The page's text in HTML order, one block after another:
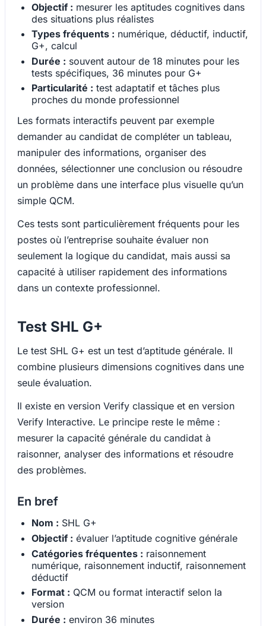
Objectif : mesurer les aptitudes cognitives dans
des situations plus réalistes
Types fréquents : numérique, déductif, inductif,
G+, calcul
Durée : souvent autour de 18 minutes pour les
tests spécifiques, 36 minutes pour G+
Particularité : test adaptatif et tâches plus
proches du monde professionnel
Les formats interactifs peuvent par exemple
demander au candidat de compléter un tableau,
manipuler des informations, organiser des
données, sélectionner une conclusion ou résoudre
un problème dans une interface plus visuelle qu’un
simple QCM.
Ces tests sont particulièrement fréquents pour les
postes où l’entreprise souhaite évaluer non
seulement la logique du candidat, mais aussi sa
capacité à utiliser rapidement des informations
dans un contexte professionnel.
Test SHL G+
Le test SHL G+ est un test d’aptitude générale. Il
combine plusieurs dimensions cognitives dans une
seule évaluation.
Il existe en version Verify classique et en version
Verify Interactive. Le principe reste le même :
mesurer la capacité générale du candidat à
raisonner, analyser des informations et résoudre
des problèmes.
En bref
Nom : SHL G+
Objectif : évaluer l’aptitude cognitive générale
Catégories fréquentes : raisonnement
numérique, raisonnement inductif, raisonnement
déductif
Format : QCM ou format interactif selon la
version
Durée : environ 36 minutes